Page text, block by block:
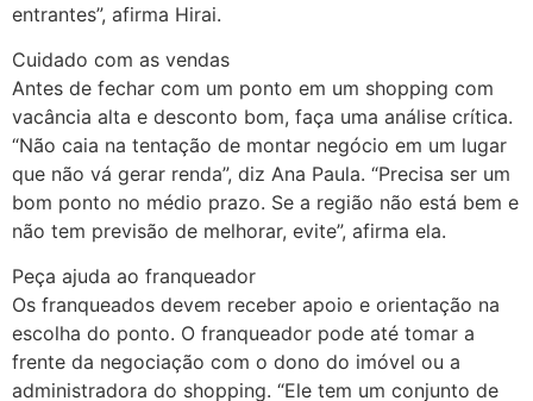
entrantes”, afirma Hirai.
Cuidado com as vendas
Antes de fechar com um ponto em um shopping com
vacância alta e desconto bom, faça uma análise crítica.
“Não caia na tentação de montar negócio em um lugar
que não vá gerar renda”, diz Ana Paula. “Precisa ser um
bom ponto no médio prazo. Se a região não está bem e
não tem previsão de melhorar, evite”, afirma ela.
Peça ajuda ao franqueador
Os franqueados devem receber apoio e orientação na
escolha do ponto. O franqueador pode até tomar a
frente da negociação com o dono do imóvel ou a
administradora do shopping. “Ele tem um conjunto de